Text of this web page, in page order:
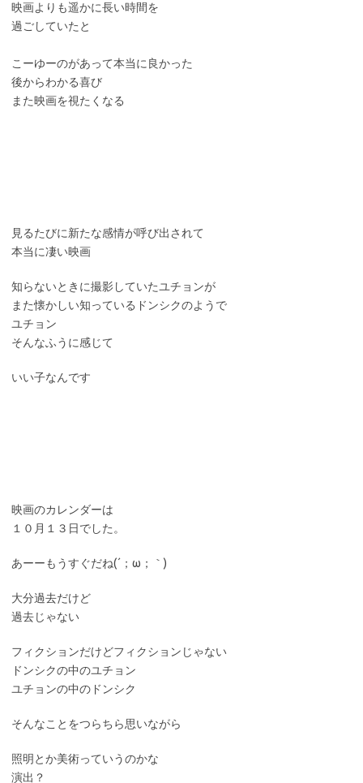
映画よりも遥かに長い時間を
過ごしていたと
こーゆーのがあって本当に良かった
後からわかる喜び
また映画を視たくなる
見るたびに新たな感情が呼び出されて
本当に凄い映画
知らないときに撮影していたユチョンが
また懐かしい知っているドンシクのようで
ユチョン
そんなふうに感じて
いい子なんです
映画のカレンダーは
１０月１３日でした。
あーーもうすぐだね(´；ω；｀)
大分過去だけど
過去じゃない
フィクションだけどフィクションじゃない
ドンシクの中のユチョン
ユチョンの中のドンシク
そんなことをつらちら思いながら
照明とか美術っていうのかな
演出？